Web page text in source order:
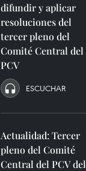
difundir y aplicar
resoluciones del
tercer pleno del
Comité Central del
PCV
ESCUCHAR
Actualidad: Tercer
pleno del Comité
Central del PCV del